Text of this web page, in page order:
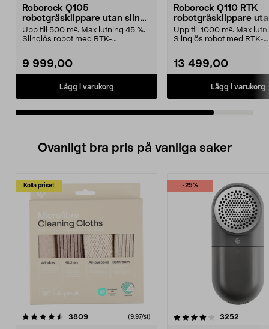
Roborock Q105
robotgräsklippare utan slinga
500 m2
Upp till 500 m². Max lutning 45 %.
Slinglös robot med RTK-
9 999,00
Lägg i varukorg
Roborock Q110 RTK
robotgräsklippare
slinga, 1000 m2
Upp till 1000 m². Max
Slinglös robot med RTK-
13 499,00
Lägg i varukorg
Ovanligt bra pris på vanliga saker
Kolla priset
3809recensioner (9,97/st)
-25%
4.0av 5 stjärnor 3252
4.5av 5 stjärnor